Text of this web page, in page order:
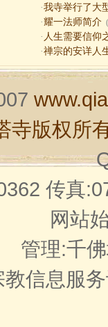
·我寺举行了大
·耀一法师简介
· 人生需要信仰
·禅宗的安详人
寺版权所
传
网站
管理:千
信息服务